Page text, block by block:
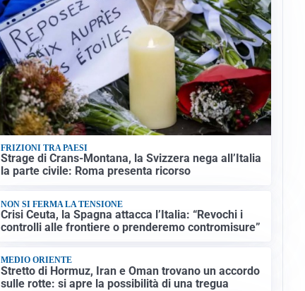
FRIZIONI TRA PAESI
Strage di Crans-Montana, la Svizzera nega all’Italia
la parte civile: Roma presenta ricorso
NON SI FERMA LA TENSIONE
Crisi Ceuta, la Spagna attacca l’Italia: “Revochi i
controlli alle frontiere o prenderemo contromisure”
MEDIO ORIENTE
Stretto di Hormuz, Iran e Oman trovano un accordo
sulle rotte: si apre la possibilità di una tregua